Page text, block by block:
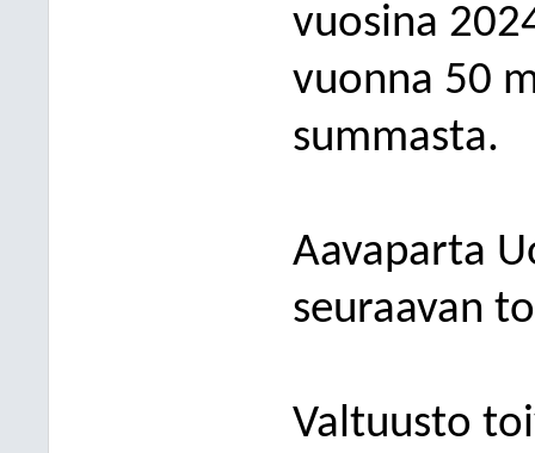
vuosina
vuonna 50
summasta.
Aavaparta
seuraavan
Valtuusto